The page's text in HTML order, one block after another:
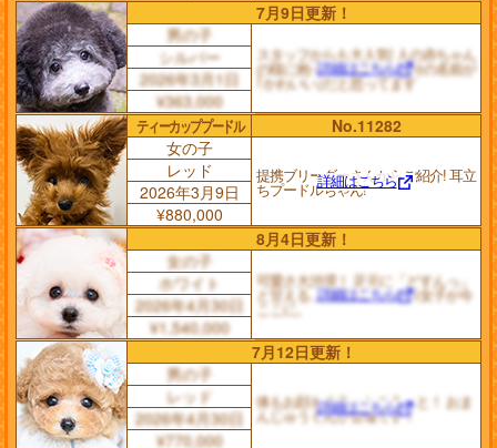
7月9日更新！
男の子
スタッフからも大人気! 人の赤ちゃん
の様に抱っこが大好き! 自分の名前が
｢かわいい｣だと思ってます
詳細はこちら
シルバー
2026年3月1日
¥363,000
ティーカッププードル
No.11282
女の子
提携ブリーダーさんからご紹介! 耳立
ちプードルちゃん!
詳細はこちら
レッド
2026年3月9日
¥880,000
8月4日更新！
女の子
可愛さ大渋滞！ 足元に「どすんっ」
と甘える、 爆毛マシュマロ女子が今
ここに。
詳細はこちら
ホワイト
2026年4月30日
¥1,540,000
7月12日更新！
男の子
体もお顔もまるっところっと！ おま
んじゅうくんが登場です！
詳細はこちら
レッド
2026年4月30日
¥770,000